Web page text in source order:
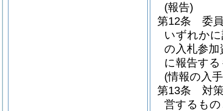
(報告)
第12条
委
いずれか
の入札参
に報告す
(情報の入
第13条
対
営するも